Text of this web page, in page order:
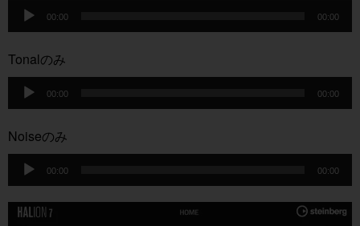
音
ー
00:00 00:00
Tonalのみ
音
ー
00:00 00:00
Noiseのみ
音
プ
00:00 00:00